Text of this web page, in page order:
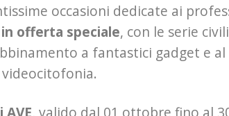
occasioni dedicate ai
offerta speciale, con le serie
a fantastici gadget e
, valido dal 01 ottobre fino al